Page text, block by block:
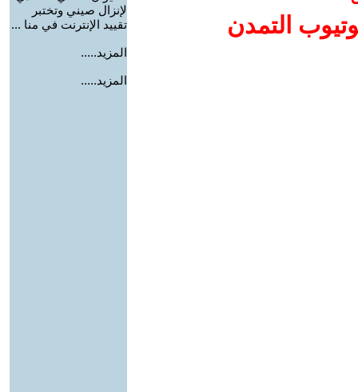
التمدن
لإنزال صيني وتختبر
تقييد الإنترنت في منا ...
المزيد.....
المزيد.....